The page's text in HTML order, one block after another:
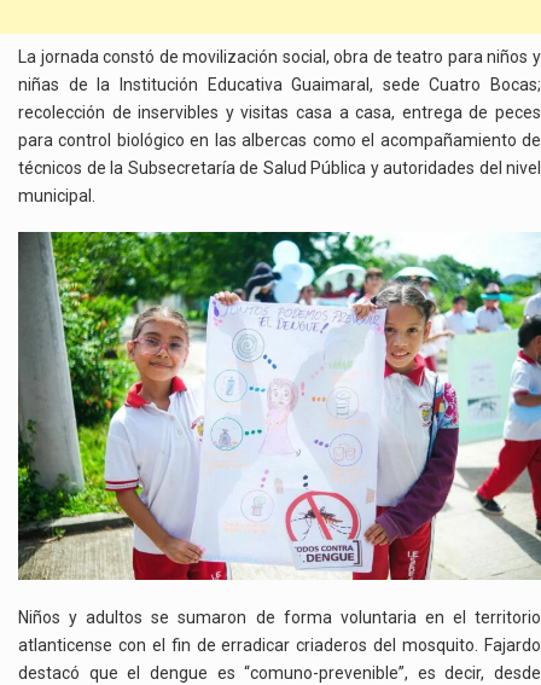
La jornada constó de movilización social, obra de teatro para niños y
niñas de la Institución Educativa Guaimaral, sede Cuatro Bocas;
recolección de inservibles y visitas casa a casa, entrega de peces
para control biológico en las albercas como el acompañamiento de
técnicos de la Subsecretaría de Salud Pública y autoridades del nivel
municipal.
Niños y adultos se sumaron de forma voluntaria en el territorio
atlanticense con el fin de erradicar criaderos del mosquito. Fajardo
destacó que el dengue es “comuno-prevenible”, es decir, desde